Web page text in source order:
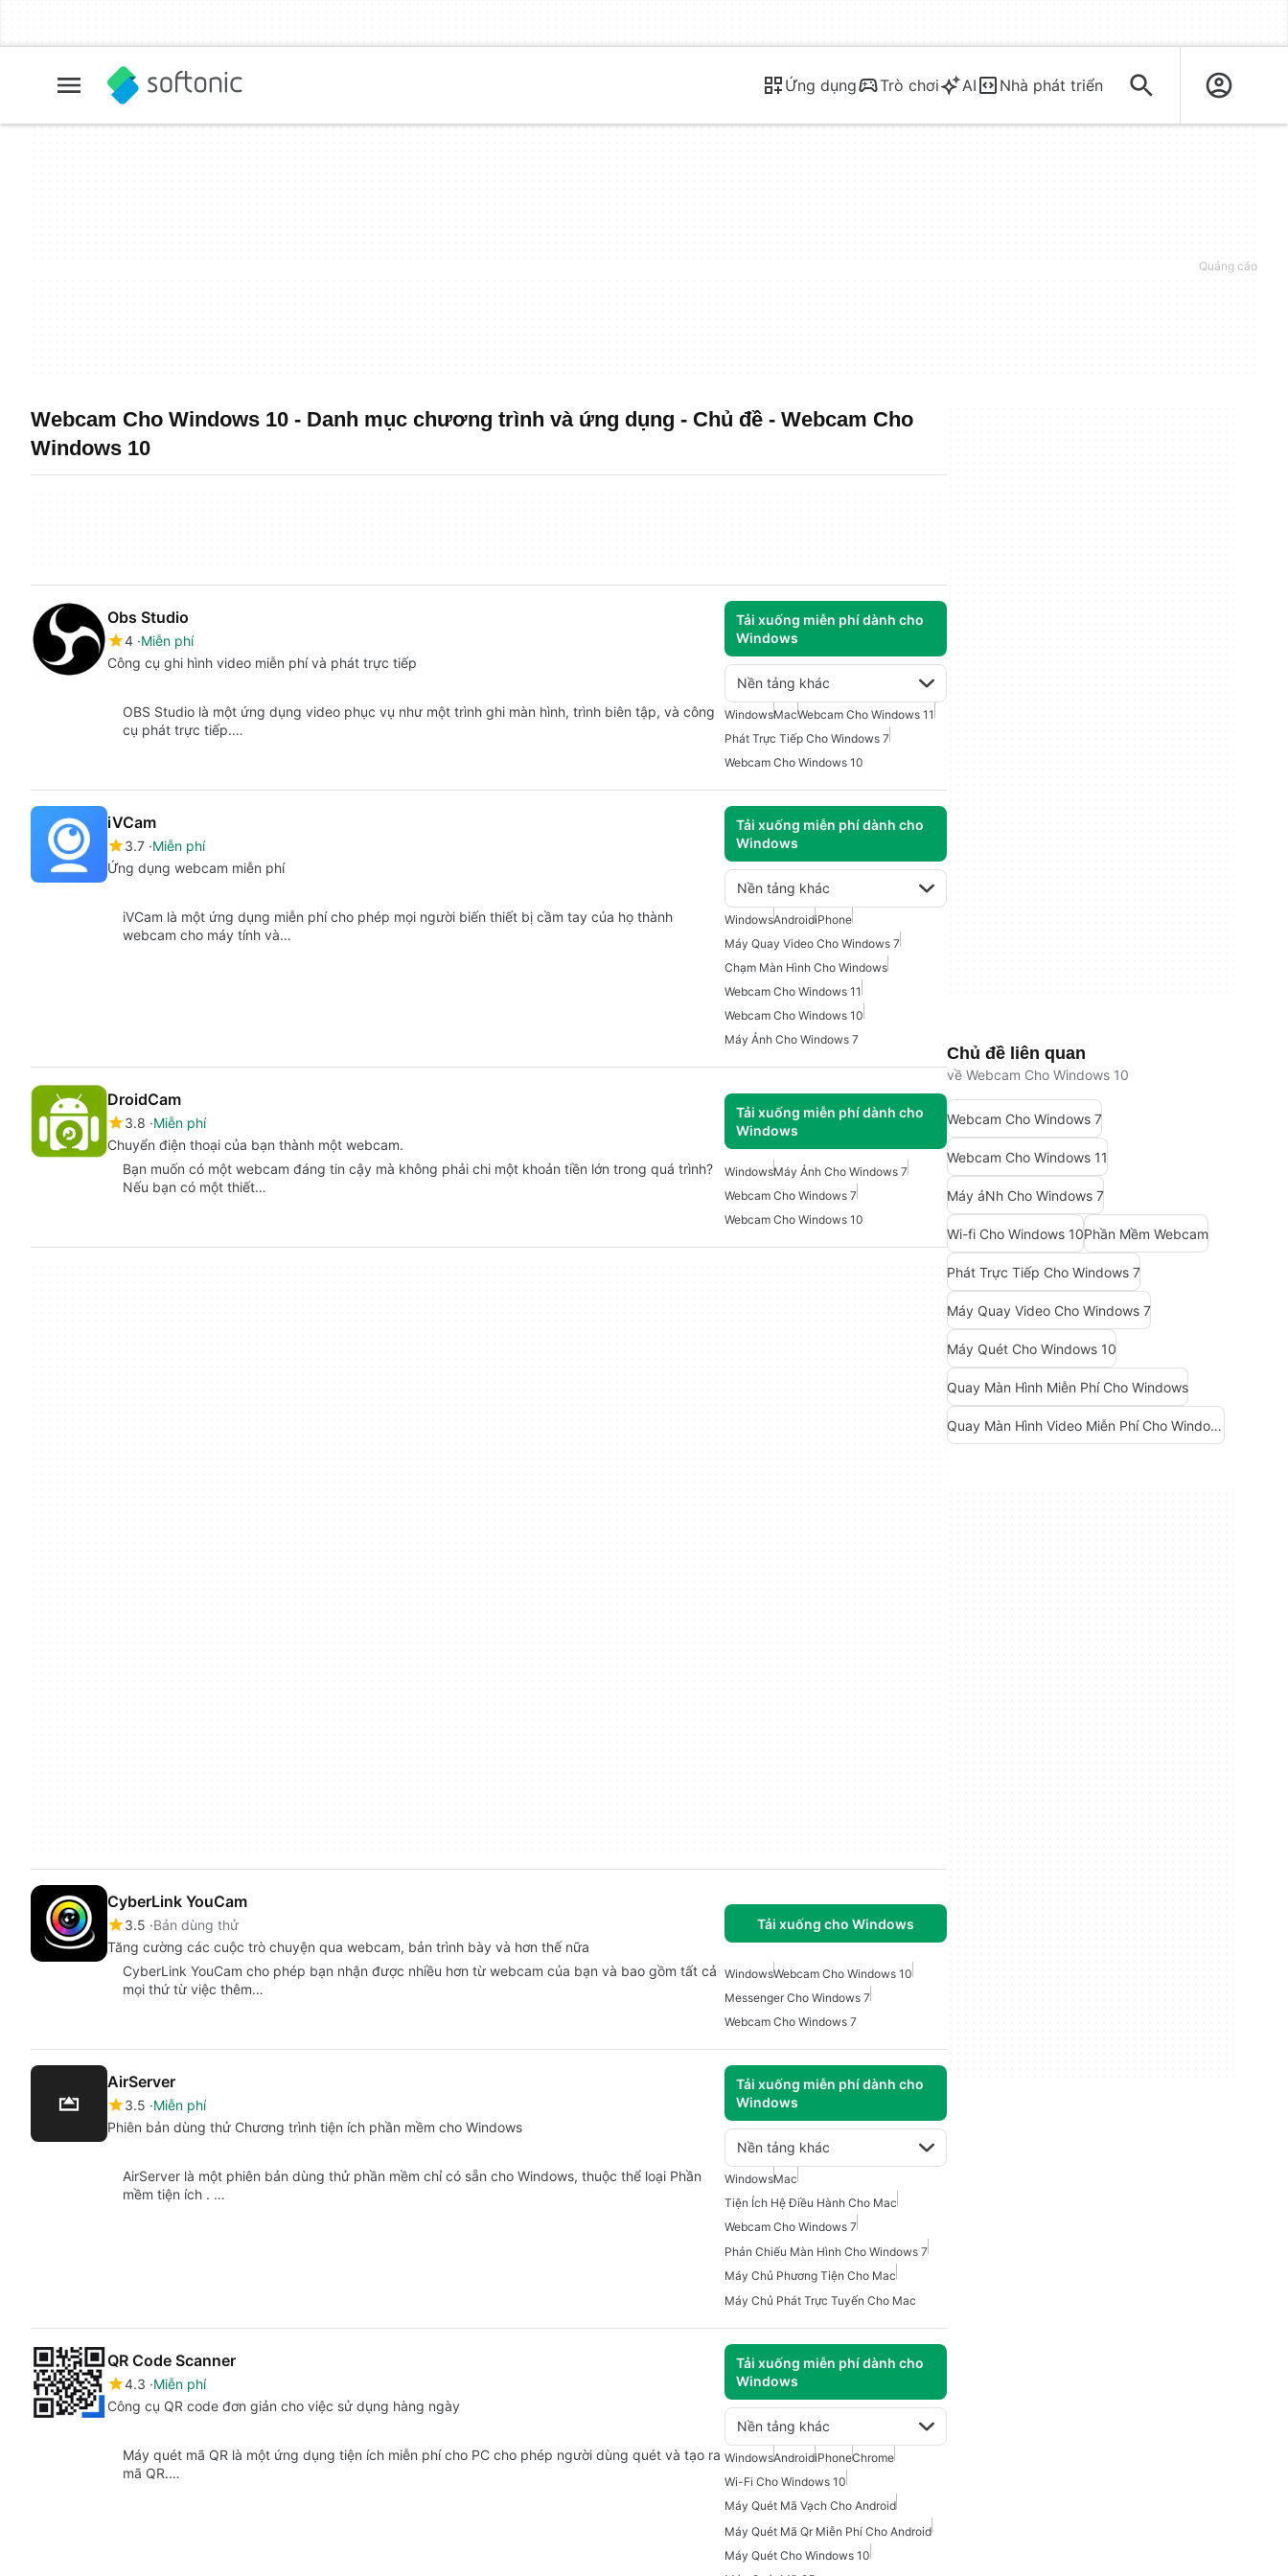
Ứng dụng Trò chơi AI Nhà phát triển
Webcam Cho Windows 10 - Danh mục chương trình và ứng dụng - Chủ đề - Webcam Cho
Windows 10
Obs Studio
4 Miễn phí
Công cụ ghi hình video miễn phí và phát trực tiếp
Tải xuống miễn phí dành cho
Windows
Nền tảng khác
OBS Studio là một ứng dụng video phục vụ như một trình ghi màn hình, trình biên tập, và công
cụ phát trực tiếp.…
WindowsMacWebcam Cho Windows 11
Phát Trực Tiếp Cho Windows 7
Webcam Cho Windows 10
iVCam
3.7 Miễn phí
Ứng dụng webcam miễn phí
Tải xuống miễn phí dành cho
Windows
Nền tảng khác
iVCam là một ứng dụng miễn phí cho phép mọi người biến thiết bị cầm tay của họ thành
webcam cho máy tính và…
WindowsAndroidiPhone
Máy Quay Video Cho Windows 7
Chạm Màn Hình Cho Windows
Webcam Cho Windows 11
Webcam Cho Windows 10
Máy Ảnh Cho Windows 7
DroidCam
3.8 Miễn phí
Chuyển điện thoại của bạn thành một webcam.
Tải xuống miễn phí dành cho
Windows
Bạn muốn có một webcam đáng tin cậy mà không phải chi một khoản tiền lớn trong quá trình?
Nếu bạn có một thiết…
WindowsMáy Ảnh Cho Windows 7
Webcam Cho Windows 7
Webcam Cho Windows 10
CyberLink YouCam
3.5 Bản dùng thử
Tăng cường các cuộc trò chuyện qua webcam, bản trình bày và hơn thế nữa
Tải xuống cho Windows
CyberLink YouCam cho phép bạn nhận được nhiều hơn từ webcam của bạn và bao gồm tất cả
mọi thứ từ việc thêm…
WindowsWebcam Cho Windows 10
Messenger Cho Windows 7
Webcam Cho Windows 7
AirServer
3.5 Miễn phí
Phiên bản dùng thử Chương trình tiện ích phần mềm cho Windows
Tải xuống miễn phí dành cho
Windows
Nền tảng khác
AirServer là một phiên bản dùng thử phần mềm chỉ có sẵn cho Windows, thuộc thể loại Phần
mềm tiện ích . …
WindowsMac
Tiện Ích Hệ Điều Hành Cho Mac
Webcam Cho Windows 7
Phản Chiếu Màn Hình Cho Windows 7
Máy Chủ Phương Tiện Cho Mac
Máy Chủ Phát Trực Tuyến Cho Mac
QR Code Scanner
4.3 Miễn phí
Công cụ QR code đơn giản cho việc sử dụng hàng ngày
Tải xuống miễn phí dành cho
Windows
Nền tảng khác
Máy quét mã QR là một ứng dụng tiện ích miễn phí cho PC cho phép người dùng quét và tạo ra
mã QR.…
WindowsAndroidiPhoneChrome
Wi-Fi Cho Windows 10
Máy Quét Mã Vạch Cho Android
Máy Quét Mã Qr Miễn Phí Cho Android
Máy Quét Cho Windows 10
Chủ đề liên quan
về Webcam Cho Windows 10
Webcam Cho Windows 7
Webcam Cho Windows 11
Máy ảNh Cho Windows 7
Wi-fi Cho Windows 10Phần Mềm Webcam
Phát Trực Tiếp Cho Windows 7
Máy Quay Video Cho Windows 7
Máy Quét Cho Windows 10
Quay Màn Hình Miễn Phí Cho Windows
Quay Màn Hình Video Miễn Phí Cho Windows